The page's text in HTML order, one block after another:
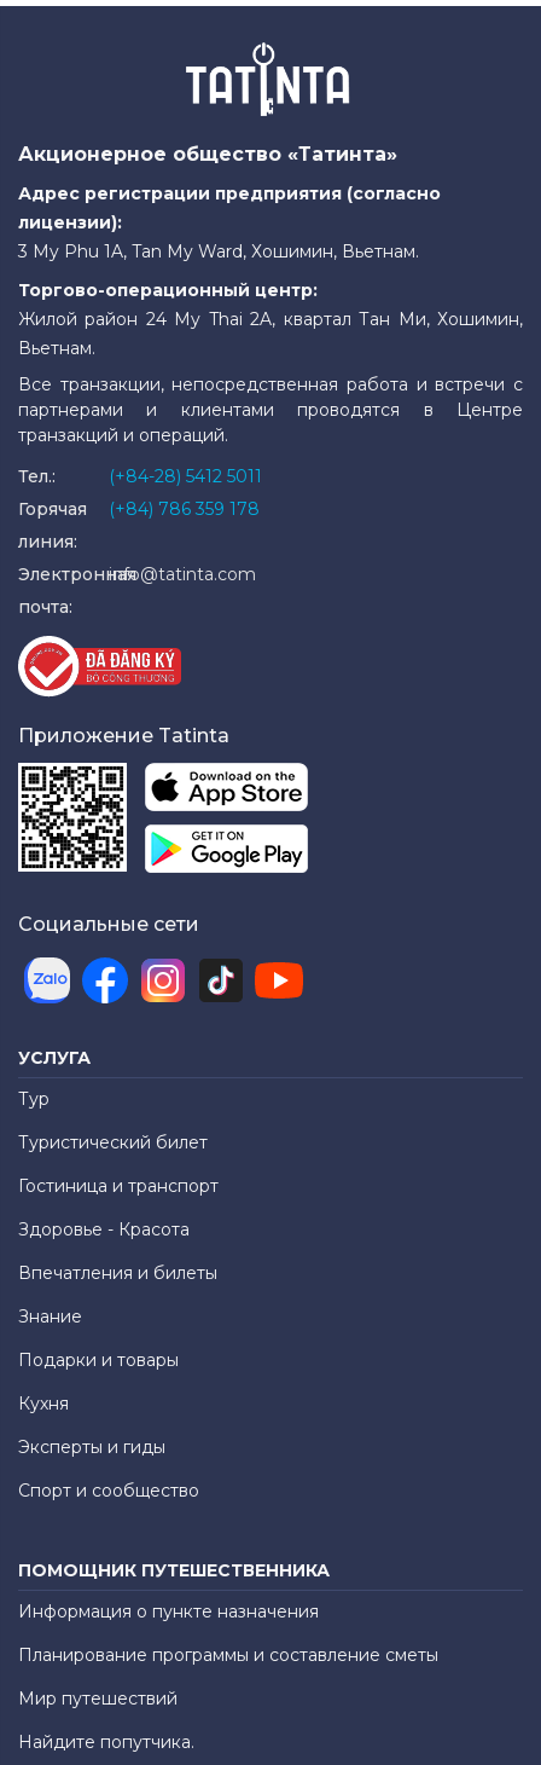
Акционерное общество «Татинта»
Адрес регистрации предприятия (согласно
лицензии):
3 My Phu 1A, Tan My Ward, Хошимин, Вьетнам.
Торгово-операционный центр:
Жилой район 24 My Thai 2A, квартал Тан Ми, Хошимин,
Вьетнам.
Все транзакции, непосредственная работа и встречи с
партнерами и клиентами проводятся в Центре
транзакций и операций.
Тел.:
(+84-28) 5412 5011
Горячая
линия:
(+84) 786 359 178
Электронная
почта:
info@tatinta.com
Приложение Tatinta
Социальные сети
УСЛУГА
Тур
Туристический билет
Гостиница и транспорт
Здоровье - Красота
Впечатления и билеты
Знание
Подарки и товары
Кухня
Эксперты и гиды
Спорт и сообщество
ПОМОЩНИК ПУТЕШЕСТВЕННИКА
Информация о пункте назначения
Планирование программы и составление сметы
Мир путешествий
Найдите попутчика.